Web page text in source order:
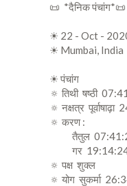
📜 *दैनिक पंचांग*📜
☀ 22 - Oct -
☀ Mumbai, India
☀ पंचांग
🔅 तिथी षष्ठी
🔅 नक्षत्र
🔅 करण :
तैतुल
गर
🔅 पक्ष शुक्ल
🔅 योग सुकर्मा